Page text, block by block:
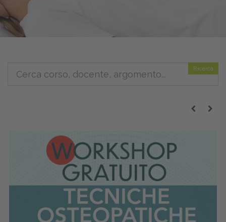
Ricerca